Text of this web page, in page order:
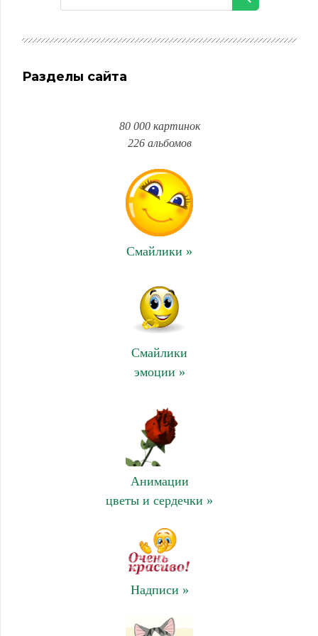
Разделы сайта
80 000 картинок
226 альбомов
Смайлики »
Смайлики
эмоции »
Анимации
цветы и сердечки »
Надписи »